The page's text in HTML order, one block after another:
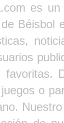
es
Béisbol
o